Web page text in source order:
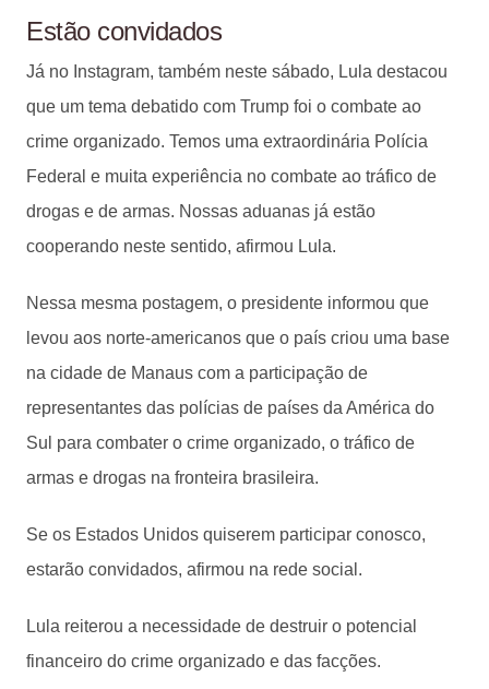
Estão convidados
Já no Instagram, também neste sábado, Lula destacou
que um tema debatido com Trump foi o combate ao
crime organizado. Temos uma extraordinária Polícia
Federal e muita experiência no combate ao tráfico de
drogas e de armas. Nossas aduanas já estão
cooperando neste sentido, afirmou Lula.
Nessa mesma postagem, o presidente informou que
levou aos norte-americanos que o país criou uma base
na cidade de Manaus com a participação de
representantes das polícias de países da América do
Sul para combater o crime organizado, o tráfico de
armas e drogas na fronteira brasileira.
Se os Estados Unidos quiserem participar conosco,
estarão convidados, afirmou na rede social.
Lula reiterou a necessidade de destruir o potencial
financeiro do crime organizado e das facções.